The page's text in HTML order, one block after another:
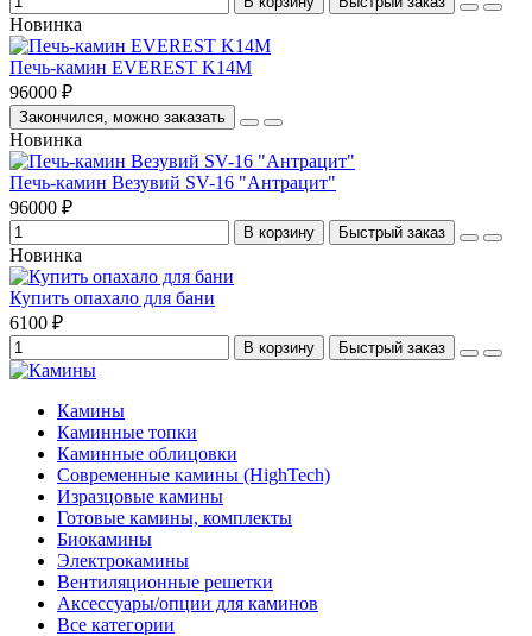
Новинка
Печь-камин EVEREST K14M
96000 ₽
Закончился, можно заказать
Новинка
Печь-камин Везувий SV-16 "Антрацит"
96000 ₽
В корзину Быстрый заказ
Новинка
Купить опахало для бани
6100 ₽
В корзину Быстрый заказ
Камины
Каминные топки
Каминные облицовки
Современные камины (HighTech)
Изразцовые камины
Готовые камины, комплекты
Биокамины
Электрокамины
Вентиляционные решетки
Аксессуары/опции для каминов
Все категории